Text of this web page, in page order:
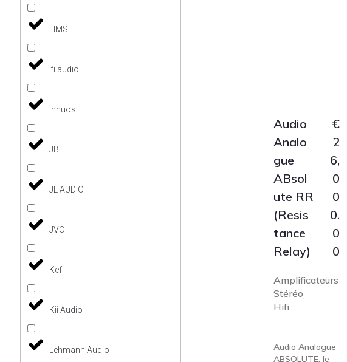
HMS
ifi audio
Innuos
JBL
JL AUDIO
JVC
Kef
Kii Audio
Lehmann Audio
Audio
Analo
gue
ABsol
ute RR
(Resis
tance
Relay)
€
2
6,
0
0
0.
0
0
Amplificateurs
Stéréo
Hifi
Audio Analogue
ABSOLUTE, le